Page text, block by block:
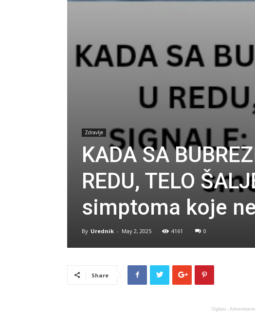
Zdravlje
KADA SA
REDU, TELO
simptoma koje
By Urednik - May 2, 2025 4161 0
Share
Oglasi -